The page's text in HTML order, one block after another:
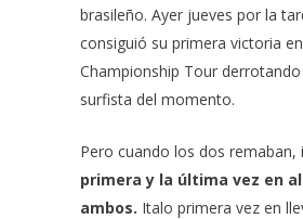
brasileño. Ayer jueves por la
consiguió su primera victoria
Championship Tour
surfista del momento.
Pero cuando los dos remaban,
primera y la última vez en
ambos. Italo primera vez en